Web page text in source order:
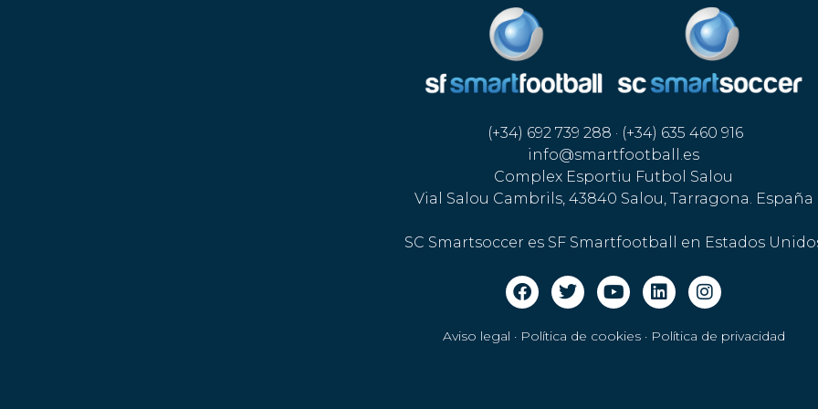
(+34) 692 739 288 · (+34) 635 460 916
info@smartfootball.es
Complex Esportiu Futbol Salou
Vial Salou Cambrils, 43840 Salou, Tarragona. España
SC Smartsoccer es SF Smartfootball en Estados
Aviso legal · Política de cookies· Política de privacidad